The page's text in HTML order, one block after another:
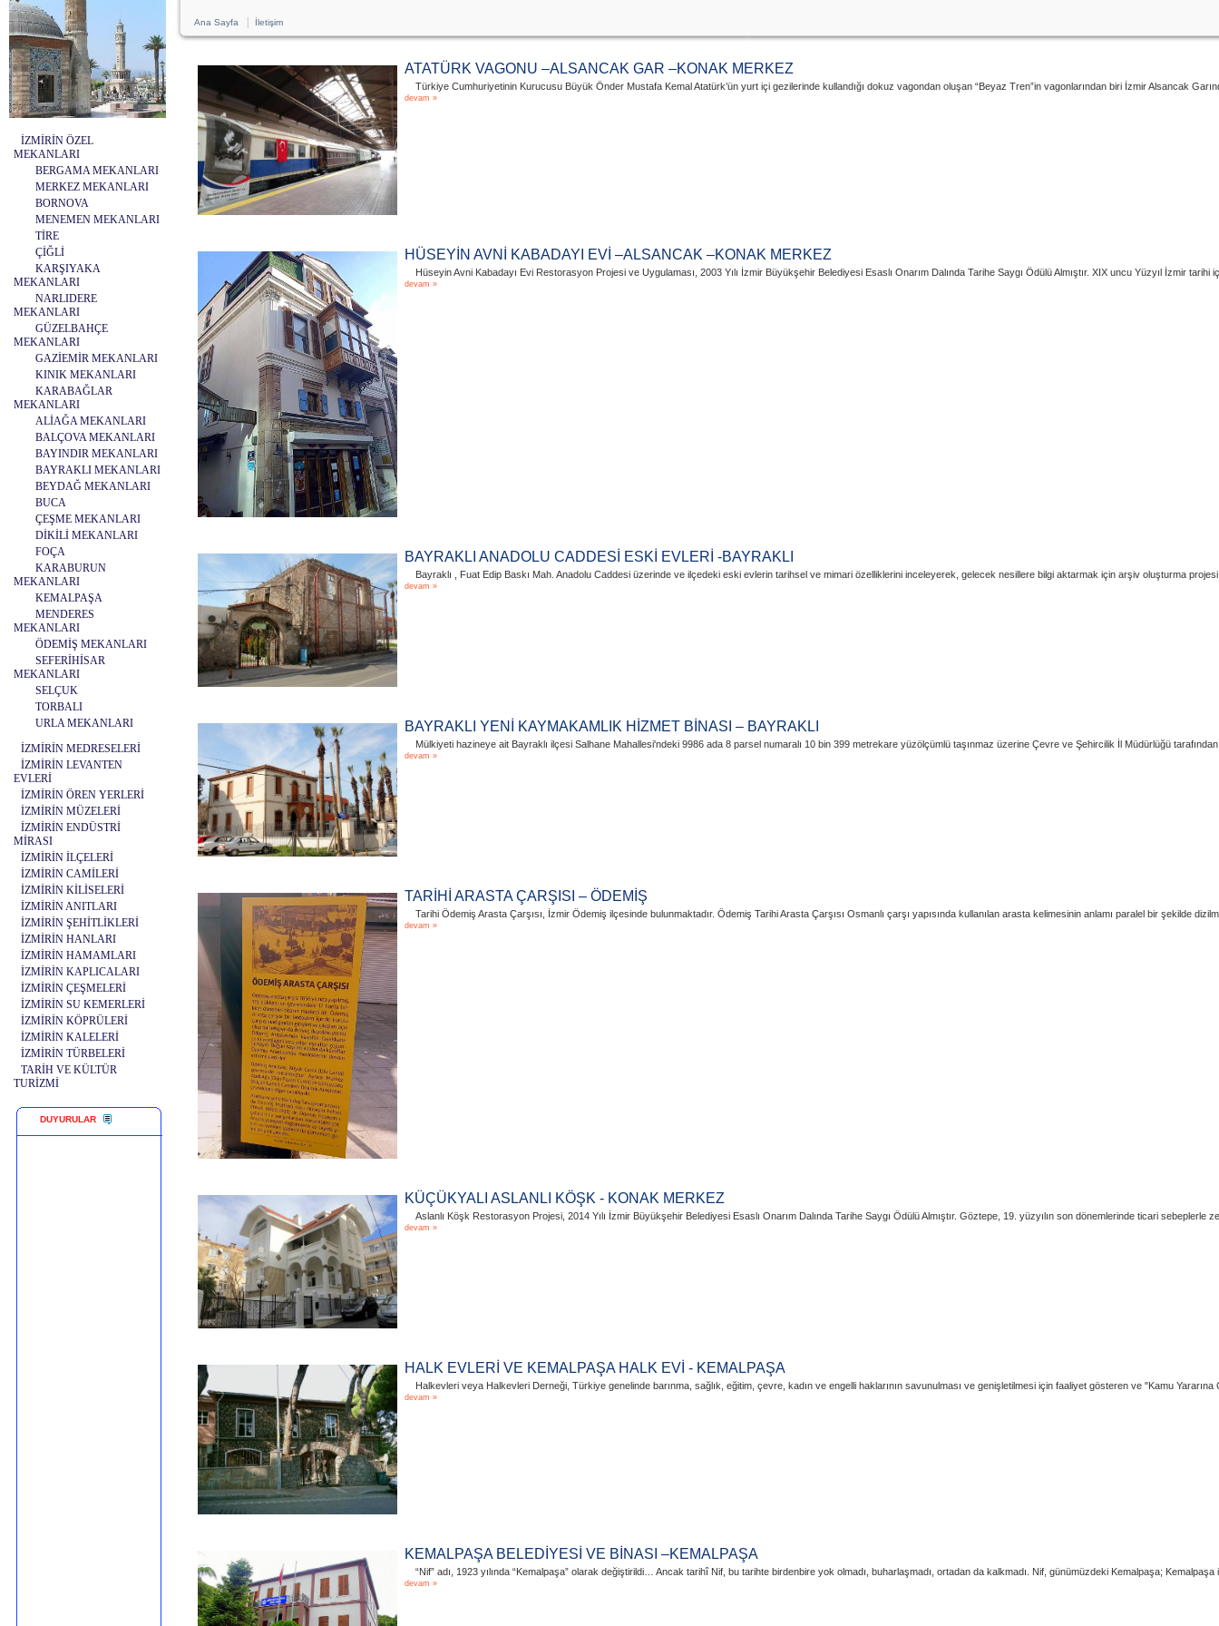
İZMİRİN ÖZEL
MEKANLARI
BERGAMA MEKANLARI
MERKEZ MEKANLARI
BORNOVA
MENEMEN MEKANLARI
TİRE
ÇİĞLİ
KARŞIYAKA
MEKANLARI
NARLIDERE
MEKANLARI
GÜZELBAHÇE
MEKANLARI
GAZİEMİR MEKANLARI
KINIK MEKANLARI
KARABAĞLAR
MEKANLARI
ALİAĞA MEKANLARI
BALÇOVA MEKANLARI
BAYINDIR MEKANLARI
BAYRAKLI MEKANLARI
BEYDAĞ MEKANLARI
BUCA
ÇEŞME MEKANLARI
DİKİLİ MEKANLARI
FOÇA
KARABURUN
MEKANLARI
KEMALPAŞA
MENDERES
MEKANLARI
ÖDEMİŞ MEKANLARI
SEFERİHİSAR
MEKANLARI
SELÇUK
TORBALI
URLA MEKANLARI
İZMİRİN MEDRESELERİ
İZMİRİN LEVANTEN
EVLERİ
İZMİRİN ÖREN YERLERİ
İZMİRİN MÜZELERİ
İZMİRİN ENDÜSTRİ
MİRASI
İZMİRİN İLÇELERİ
İZMİRİN CAMİLERİ
İZMİRİN KİLİSELERİ
İZMİRİN ANITLARI
İZMİRİN ŞEHİTLİKLERİ
İZMİRİN HANLARI
İZMİRİN HAMAMLARI
İZMİRİN KAPLICALARI
İZMİRİN ÇEŞMELERİ
İZMİRİN SU KEMERLERİ
İZMİRİN KÖPRÜLERİ
İZMİRİN KALELERİ
İZMİRİN TÜRBELERİ
TARİH VE KÜLTÜR
TURİZMİ
DUYURULAR
Ana Sayfa İletişim
ATATÜRK VAGONU –ALSANCAK GAR –KONAK MERKEZ
Türkiye Cumhuriyetinin Kurucusu Büyük Önder Mustafa Kemal Atatürk’ün yurt içi gezilerinde kullandığı dokuz vagondan oluşan “Beyaz Tren”in vagonlarından biri İzmir Alsancak
devam »
HÜSEYİN AVNİ KABADAYI EVİ –ALSANCAK –KONAK MERKEZ
Hüseyin Avni Kabadayı Evi Restorasyon Projesi ve Uygulaması, 2003 Yılı İzmir Büyükşehir Belediyesi Esaslı Onarım Dalında Tarihe Saygı Ödülü Almıştır. XIX uncu Yüzyıl İzmir
devam »
BAYRAKLI ANADOLU CADDESİ ESKİ EVLERİ -BAYRAKLI
Bayraklı , Fuat Edip Baskı Mah. Anadolu Caddesi üzerinde ve ilçedeki eski evlerin tarihsel ve mimari özelliklerini inceleyerek, gelecek nesillere bilgi aktarmak için arşiv oluşturma projesi
devam »
BAYRAKLI YENİ KAYMAKAMLIK HİZMET BİNASI – BAYRAKLI
Mülkiyeti hazineye ait Bayraklı ilçesi Salhane Mahallesi'ndeki 9986 ada 8 parsel numaralı 10 bin 399 metrekare yüzölçümlü taşınmaz üzerine Çevre ve Şehircilik İl Müdürlüğü
devam »
TARİHİ ARASTA ÇARŞISI – ÖDEMİŞ
Tarihi Ödemiş Arasta Çarşısı, İzmir Ödemiş ilçesinde bulunmaktadır. Ödemiş Tarihi Arasta Çarşısı Osmanlı çarşı yapısında kullanılan arasta kelimesinin anlamı paralel bir şekilde
devam »
KÜÇÜKYALI ASLANLI KÖŞK - KONAK MERKEZ
Aslanlı Köşk Restorasyon Projesi, 2014 Yılı İzmir Büyükşehir Belediyesi Esaslı Onarım Dalında Tarihe Saygı Ödülü Almıştır. Göztepe, 19. yüzyılın son dönemlerinde ticari
devam »
HALK EVLERİ VE KEMALPAŞA HALK EVİ - KEMALPAŞA
Halkevleri veya Halkevleri Derneği, Türkiye genelinde barınma, sağlık, eğitim, çevre, kadın ve engelli haklarının savunulması ve genişletilmesi için faaliyet gösteren ve "Kamu
devam »
KEMALPAŞA BELEDİYESİ VE BİNASI –KEMALPAŞA
“Nif” adı, 1923 yılında “Kemalpaşa” olarak değiştirildi… Ancak tarihî Nif, bu tarihte birdenbire yok olmadı, buharlaşmadı, ortadan da kalkmadı. Nif, günümüzdeki Kemalpaşa;
devam »